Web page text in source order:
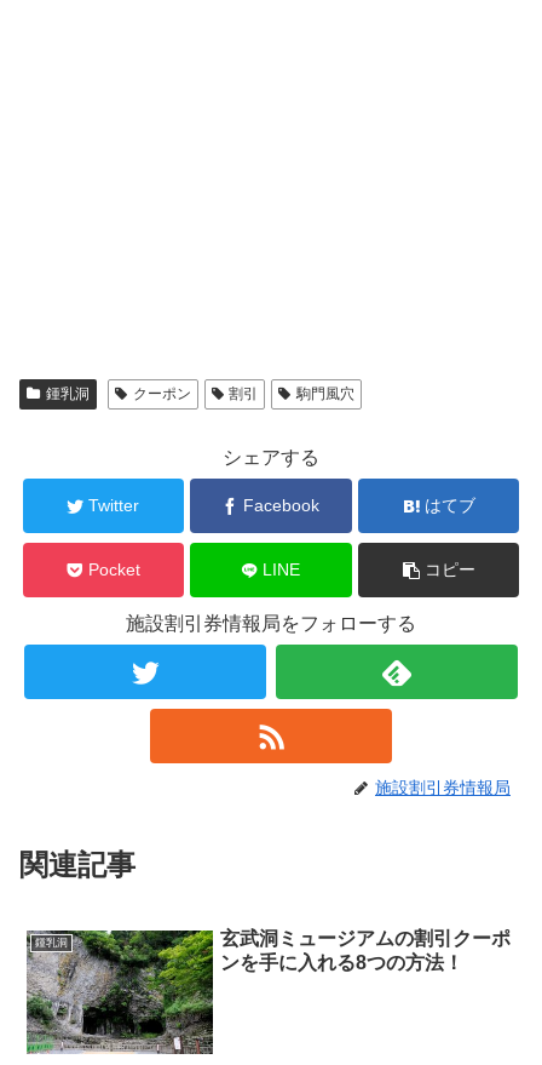
鍾乳洞 クーポン 割引 駒門風穴
シェアする
Twitter Facebook はてブ
Pocket LINE コピー
施設割引券情報局をフォローする
施設割引券情報局
関連記事
鍾乳洞
玄武洞ミュージアムの割引クーポ
ンを手に入れる8つの方法！